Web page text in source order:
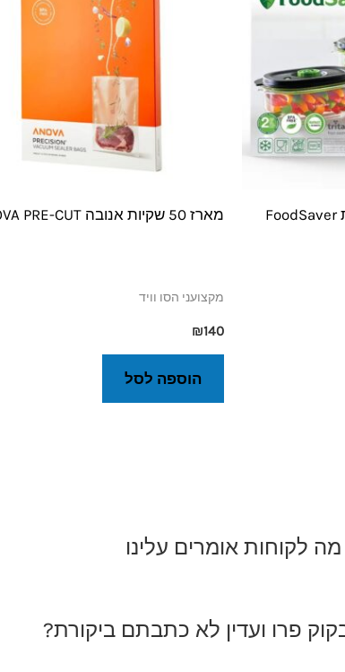
קופסאות וואקום איכותיות FoodSaver
מארז 50 שקיות אנובה ANOVA PRE-CUT
מקצועני הסו וויד
₪140
הוספה לסל
מה לקוחות אומרים עלינו
פרו ועדין לא כתבתם ביקורת?